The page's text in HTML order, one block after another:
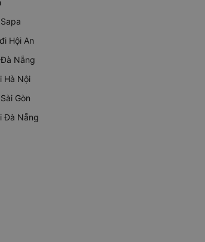
Hội An
Nẵng
Hà Nội
Gòn
Đà Nẵng